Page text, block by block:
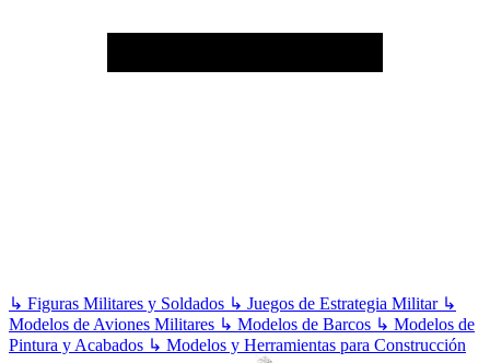
↳ Figuras Militares y Soldados ↳ Juegos de Estrategia Militar ↳
Modelos de Aviones Militares ↳ Modelos de Barcos ↳ Modelos de
Pintura y Acabados ↳ Modelos y Herramientas para Construcción